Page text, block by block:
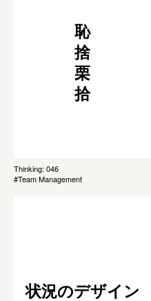
恥
捨
栗
拾
Thinking: 046
#Team Management
状況のデザイン